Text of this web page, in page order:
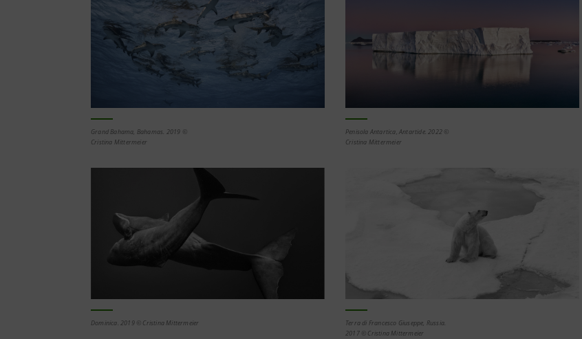
Grand Bahama, Bahamas. 2019 ©
Cristina Mittermeier
Penisola Antartica, Antartide. 2022 ©
Cristina Mittermeier
Dominica. 2019 © Cristina Mittermeier
Terra di Francesco Giuseppe, Russia.
2017 © Cristina Mittermeier